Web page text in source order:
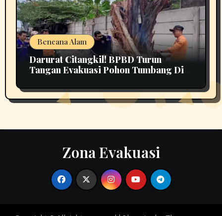
Bencana Alam
Darurat Citangkil! BPBD Turun
Tangan Evakuasi Pohon Tumbang Di
Zona Evakuasi